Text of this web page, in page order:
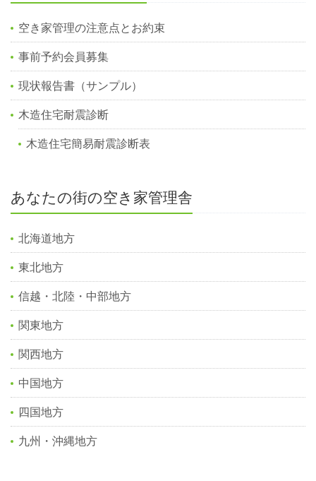
空き家管理の注意点とお約束
事前予約会員募集
現状報告書（サンプル）
木造住宅耐震診断
木造住宅簡易耐震診断表
あなたの街の空き家管理舎
北海道地方
東北地方
信越・北陸・中部地方
関東地方
関西地方
中国地方
四国地方
九州・沖縄地方